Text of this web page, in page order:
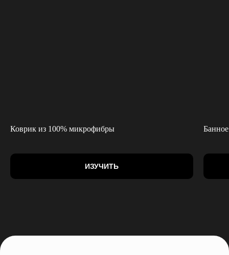
Коврик из 100% микрофибры
ИЗУЧИТЬ